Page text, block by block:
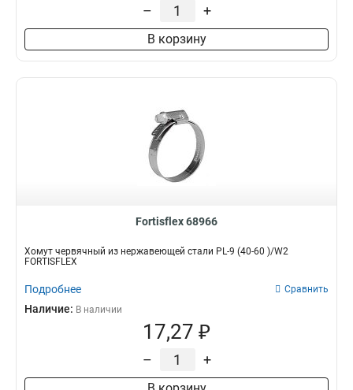
– +
В корзину
Fortisflex 68966
Хомут червячный из нержавеющей стали PL-9 (40-60 )/W2
FORTISFLEX
Подробнее Сравнить
Наличие: В наличии
17,27 ₽
– +